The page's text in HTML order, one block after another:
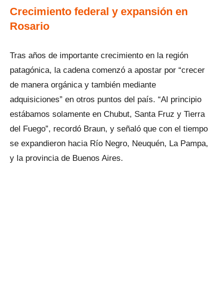
Crecimiento federal y expansión en
Rosario
Tras años de importante crecimiento en la región
patagónica, la cadena comenzó a apostar por “crecer
de manera orgánica y también mediante
adquisiciones” en otros puntos del país. “Al principio
estábamos solamente en Chubut, Santa Fruz y Tierra
del Fuego”, recordó Braun, y señaló que con el tiempo
se expandieron hacia Río Negro, Neuquén, La Pampa,
y la provincia de Buenos Aires.